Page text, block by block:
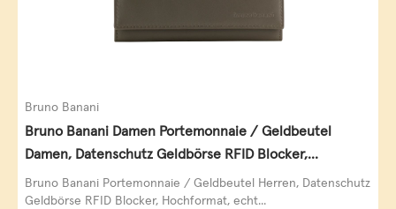
Bruno Banani
Bruno Banani Damen Portemonnaie / Geldbeutel
Damen, Datenschutz Geldbörse RFID Blocker,
Querformat, echt Leder, taupe
Bruno Banani Portemonnaie / Geldbeutel Herren, Datenschutz
Geldbörse RFID Blocker, Hochformat, echt...